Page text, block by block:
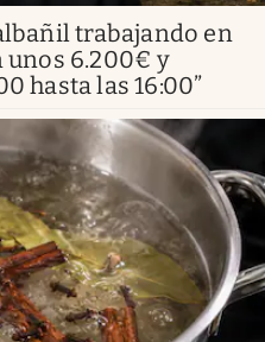
trabajando en
unos 6.200€ y
hasta las 16:00”